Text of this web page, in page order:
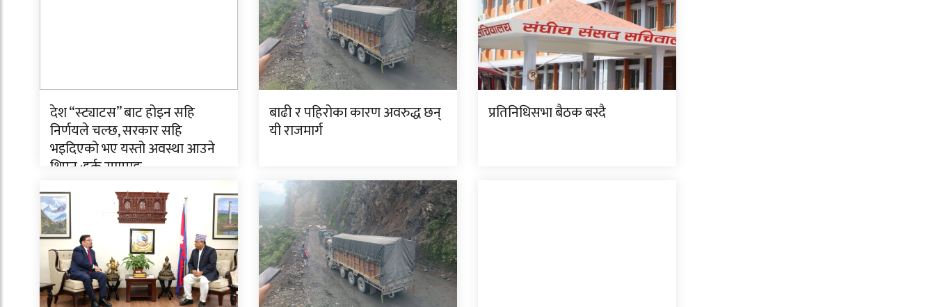
देश “स्ट्याटस” बाट होइन सहि
निर्णयले चल्छ, सरकार सहि
भइदिएको भए यस्तो अवस्था आउने
थिएन :हर्क साम्पाङ
बाढी र पहिरोका कारण अवरुद्ध छन्
यी राजमार्ग
प्रतिनिधिसभा बैठक बस्दै